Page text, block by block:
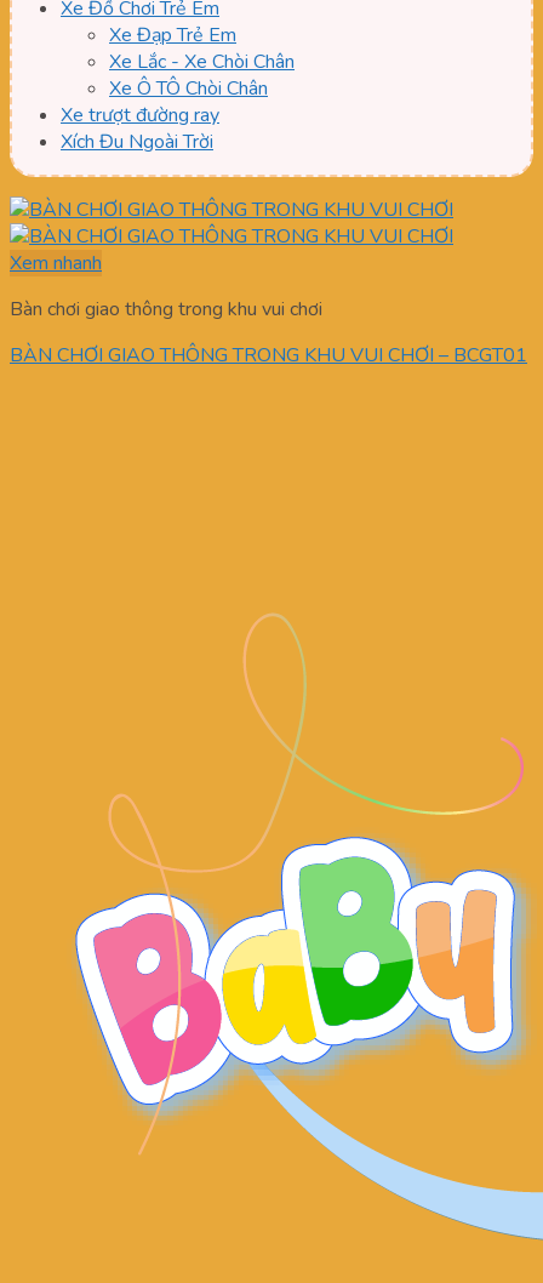
Xe Đồ Chơi Trẻ Em
Xe Đạp Trẻ Em
Xe Lắc - Xe Chòi Chân
Xe Ô TÔ Chòi Chân
Xe trượt đường ray
Xích Đu Ngoài Trời
Xem nhanh
Bàn chơi giao thông trong khu vui chơi
BÀN CHƠI GIAO THÔNG TRONG KHU VUI CHƠI – BCGT01